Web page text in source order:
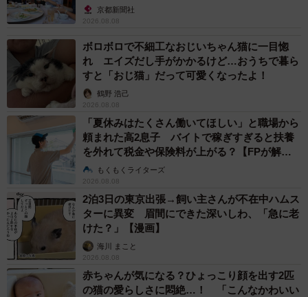
京都新聞社
2026.08.08
ボロボロで不細工なおじいちゃん猫に一目惚
れ エイズだし手がかかるけど…おうちで暮ら
すと「おじ猫」だって可愛くなったよ！
鶴野 浩己
2026.08.08
「夏休みはたくさん働いてほしい」と職場から
頼まれた高2息子 バイトで稼ぎすぎると扶養
を外れて税金や保険料が上がる？【FPが解
説】もくもくライターズ
2026.08.08
2泊3日の東京出張→飼い主さんが不在中ハムス
ターに異変 眉間にできた深いしわ、「急に老
けた？」【漫画】
海川 まこと
2026.08.08
赤ちゃんが気になる？ひょっこり顔を出す2匹
の猫の愛らしさに悶絶…！ 「こんなかわいい